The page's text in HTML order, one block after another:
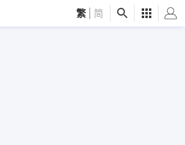
繁 简